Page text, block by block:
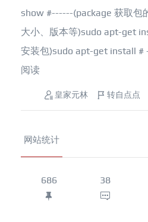
show #------(package 获取包
大小、版本等)sudo apt-get
安装包)sudo apt-get install #
阅读
皇家元林 转自点点
网站统计
686 38